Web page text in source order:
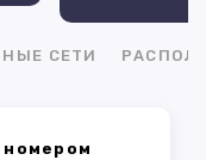
СЕТИ